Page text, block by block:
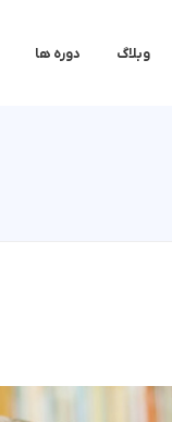
وبلاگ دوره ها